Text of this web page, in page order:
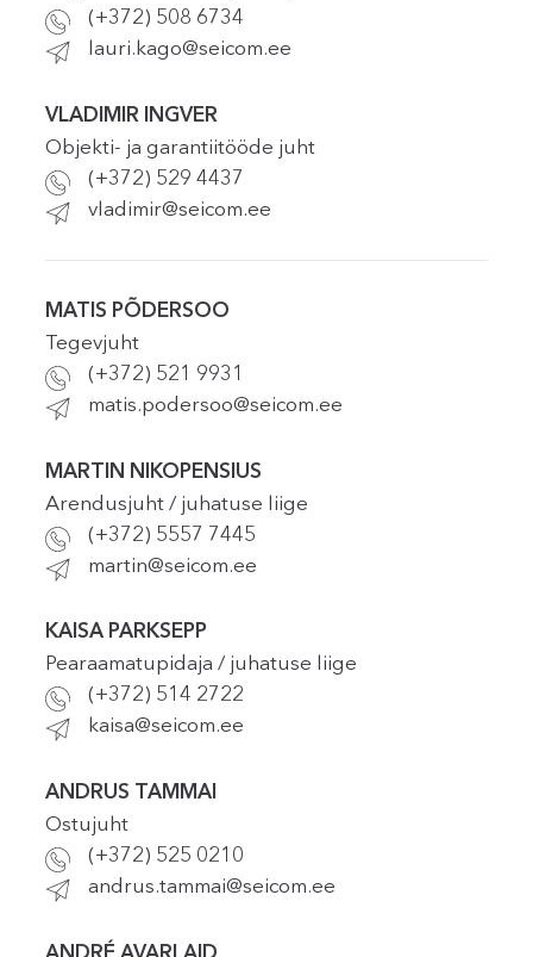
(+372) 508 6734
lauri.kago@seicom.ee
VLADIMIR INGVER
Objekti- ja garantiitööde juht
(+372) 529 4437
vladimir@seicom.ee
MATIS PÕDERSOO
Tegevjuht
(+372) 521 9931
matis.podersoo@seicom.ee
MARTIN NIKOPENSIUS
Arendusjuht / juhatuse liige
(+372) 5557 7445
martin@seicom.ee
KAISA PARKSEPP
Pearaamatupidaja / juhatuse liige
(+372) 514 2722
kaisa@seicom.ee
ANDRUS TAMMAI
Ostujuht
(+372) 525 0210
andrus.tammai@seicom.ee